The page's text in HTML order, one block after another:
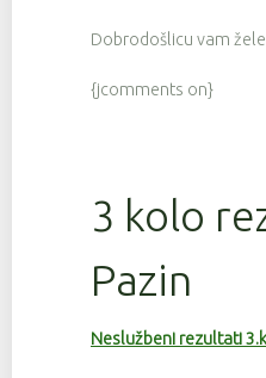
Dobrodošlicu vam
{jcomments on}
3 kolo
Pazin
Neslužbeni rezultati